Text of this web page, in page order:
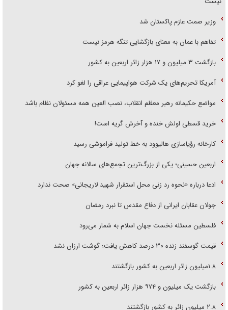
وزیر صمت عازم پاکستان شد
تفاهم با عمان به معنای بازگشایی تنگه هرمز نیست
بازگشت ۳ میلیون و ۱۷ هزار زائر اربعین به کشور
آمریکا تحریم‌های یک شرکت هواپیمایی عراقی را لغو کرد
مواضع حکیمانه رهبر معظم انقلاب، نصب العین همه مسئولان نظام باشد
خرید قسطی اولش خنده و آخرش گریه است!
کارخانه رؤیاسازی هالیوود به خط تولید فراموشی رسید
اربعین حسینی؛ یکی از بزرگ‌ترین تجمع‌های سالانه جهان
ادعا درباره «نحوه رد زنی محل استقرار شهید لاریجانی» صحت ندارد
جولان عقابان ایرانی از دفاع مقدس تا نبرد رمضان
فلسطین مسئله نخست جهان اسلام به شمار می‌رود
قیمت گوسفند زنده ۳۰ درصد کاهش یافت؛ گوشت ارزان نشد
۱.۸میلیون زائر اربعین به کشور بازگشتند
بازگشت یک میلیون و ۹۷۴ هزار زائر اربعین به کشور
۲.۸ میلیون زائر به کشور بازگشتند